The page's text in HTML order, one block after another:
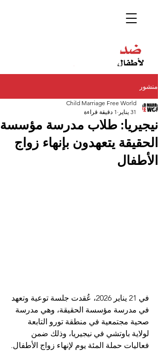
منشور
نيجيريا: طلاب مدرسة مؤسسة
الحقيقة يتعهدون بإنهاء زواج
الأطفال
Child Marriage Free World
31 يناير
1 دقيقة قراءة
في 21 يناير 2026، عُقدت جلسة توعية وتعهد
في مدرسة مؤسسة الحقيقة، وهي مدرسة
صحية مجتمعية في منطقة تورو التابعة
لولاية باوتشي في نيجيريا، وذلك ضمن
فعاليات حملة المئة يوم لإنهاء زواج الأطفال.